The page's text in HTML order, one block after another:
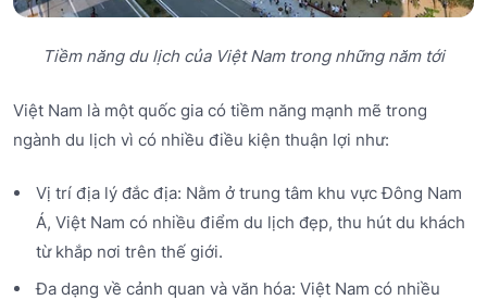
Tiềm năng du lịch của Việt Nam trong những năm tới
Việt Nam là một quốc gia có tiềm năng mạnh mẽ trong
ngành du lịch vì có nhiều điều kiện thuận lợi như:
Vị trí địa lý đắc địa: Nằm ở trung tâm khu vực Đông Nam
Á, Việt Nam có nhiều điểm du lịch đẹp, thu hút du khách
từ khắp nơi trên thế giới.
Đa dạng về cảnh quan và văn hóa: Việt Nam có nhiều